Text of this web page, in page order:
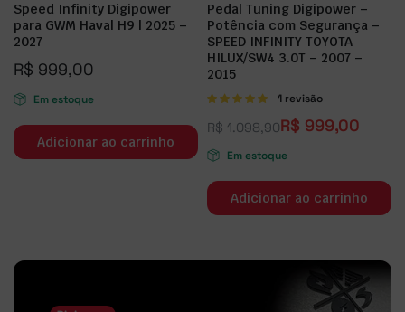
Speed Infinity Digipower
para GWM Haval H9 | 2025 –
2027
R$ 999,00
Em estoque
Adicionar ao carrinho
Pedal Tuning Digipower –
Potência com Segurança –
SPEED INFINITY TOYOTA
HILUX/SW4 3.0T – 2007 –
2015
Avaliação
1 revisão
R$1.098,90R$ 999,00
Em estoque
Adicionar ao carrinho